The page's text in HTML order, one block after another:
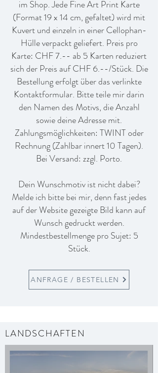
im Shop. Jede Fine Art Print Karte
(Format 19 x 14 cm, gefaltet) wird mit
Kuvert und einzeln in einer Cellophan-
Hülle verpackt geliefert. Preis pro
Karte: CHF 7.-- ab 5 Karten reduziert
sich der Preis auf CHF 6.--/Stück. Die
Bestellung erfolgt über das verlinkte
Kontaktformular. Bitte teile mir darin
den Namen des Motivs, die Anzahl
sowie deine Adresse mit.
Zahlungsmöglichkeiten: TWINT oder
Rechnung (Zahlbar innert 10 Tagen).
Bei Versand: zzgl. Porto.
Dein Wunschmotiv ist nicht dabei?
Melde ich bitte bei mir, denn fast jedes
auf der Website gezeigte Bild kann auf
Wunsch gedruckt werden.
Mindestbestellmenge pro Sujet: 5
Stück.
ANFRAGE / BESTELLEN
LANDSCHAFTEN